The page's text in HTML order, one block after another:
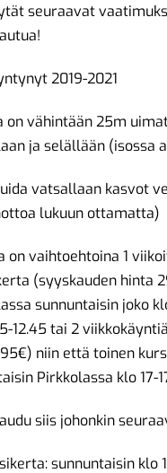
seuraavat
2019-2021
on vähintään 25m
ja selällään (isossa
vatsallaan kasvot
lukuun ottamatta)
on vaihtoehtoina 1
(syyskauden hinta
sunnuntaisin joko
12.45 tai 2
niin että toinen
Pirkkolassa klo 17-
siis johonkin
sunnuntaisin klo